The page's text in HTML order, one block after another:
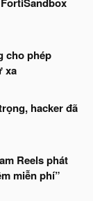
cho phép
xa
hacker đã
Reels phát
miễn phí”